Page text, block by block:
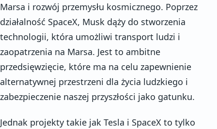
Marsa i rozwój przemysłu kosmicznego. Poprzez
działalność SpaceX, Musk dąży do stworzenia
technologii, która umożliwi transport ludzi i
zaopatrzenia na Marsa. Jest to ambitne
przedsięwzięcie, które ma na celu zapewnienie
alternatywnej przestrzeni dla życia ludzkiego i
zabezpieczenie naszej przyszłości jako gatunku.
Jednak projekty takie jak Tesla i SpaceX to tylko